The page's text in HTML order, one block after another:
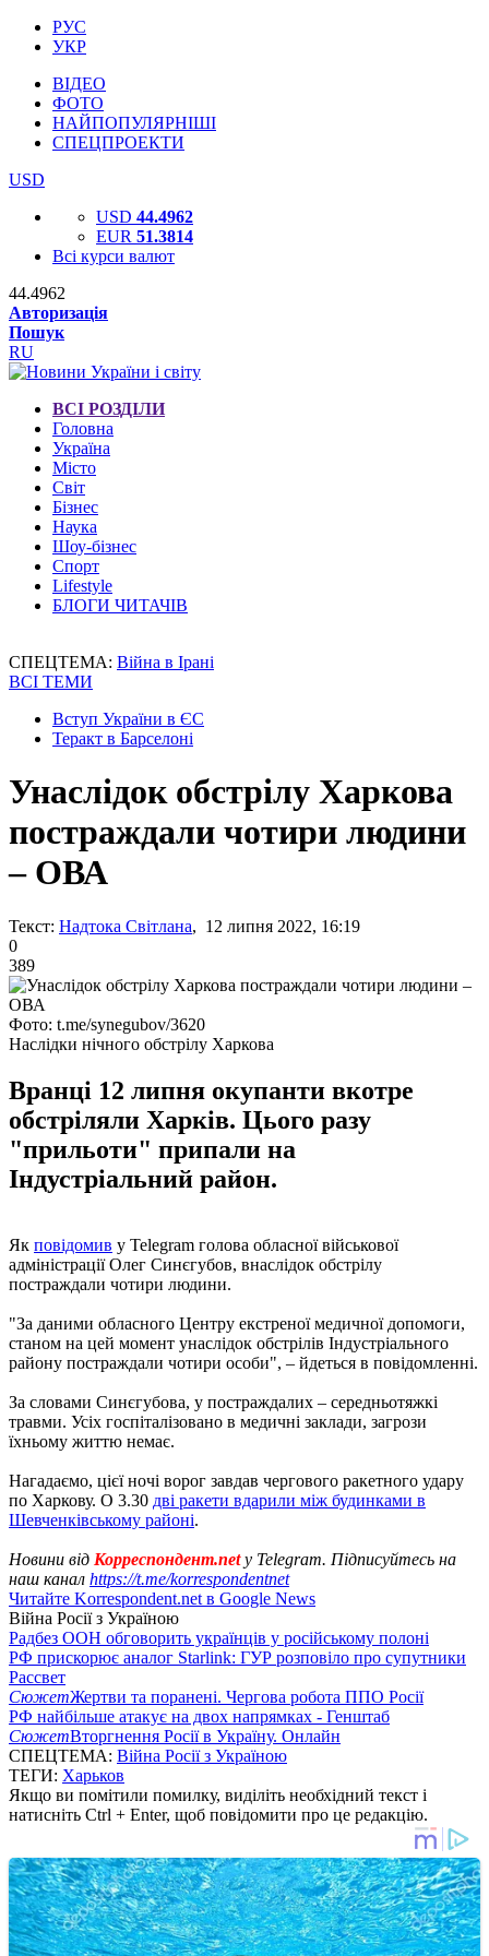
РУС
УКР
ВІДЕО
ФОТО
НАЙПОПУЛЯРНІШІ
СПЕЦПРОЕКТИ
USD
USD 44.4962
EUR 51.3814
Всі курси валют
44.4962
Авторизація
Пошук
RU
ВСІ РОЗДІЛИ
Головна
Україна
Місто
Світ
Бізнес
Наука
Шоу-бізнес
Спорт
Lifestyle
БЛОГИ ЧИТАЧІВ
СПЕЦТЕМА: Війна в Ірані
ВСІ ТЕМИ
Вступ України в ЄС
Теракт в Барселоні
Унаслідок обстрілу Харкова
постраждали чотири людини
– ОВА
Текст: Надтока Світлана, 12 липня 2022, 16:19
0
389
Фото: t.me/synegubov/3620
Наслідки нічного обстрілу Харкова
Вранці 12 липня окупанти вкотре
обстріляли Харків. Цього разу
"прильоти" припали на
Індустріальний район.
Як повідомив у Telegram голова обласної військової
адміністрації Олег Синєгубов, внаслідок обстрілу
постраждали чотири людини.
"За даними обласного Центру екстреної медичної допомоги,
станом на цей момент унаслідок обстрілів Індустріального
району постраждали чотири особи", – йдеться в повідомленні.
За словами Синєгубова, у постраждалих – середньотяжкі
травми. Усіх госпіталізовано в медичні заклади, загрози
їхньому життю немає.
Нагадаємо, цієї ночі ворог завдав чергового ракетного удару
по Харкову. О 3.30 дві ракети вдарили між будинками в
Шевченківському районі.
Новини від Корреспондент.netу Telegram. Підписуйтесь на
наш канал https://t.me/korrespondentnet
Читайте Korrespondent.net в Google News
Війна Росії з Україною
Радбез ООН обговорить українців у російському полоні
РФ прискорює аналог Starlink: ГУР розповіло про супутники
Рассвет
СюжетЖертви та поранені. Чергова робота ППО Росії
РФ найбільше атакує на двох напрямках - Генштаб
СюжетВторгнення Росії в Україну. Онлайн
СПЕЦТЕМА: Війна Росії з Україною
ТЕГИ: Харьков
Якщо ви помітили помилку, виділіть необхідний текст і
натисніть Ctrl + Enter, щоб повідомити про це редакцію.